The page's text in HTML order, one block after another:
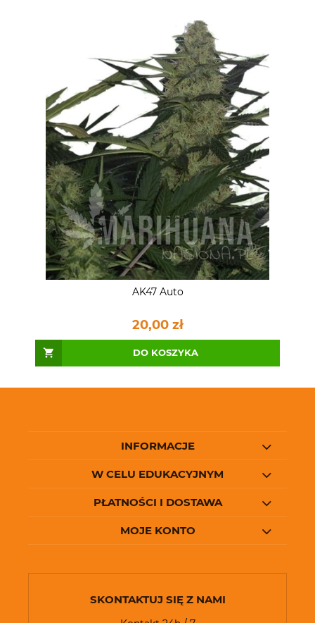
AK47 Auto
20,00 zł
DO KOSZYKA
INFORMACJE
W CELU EDUKACYJNYM
PŁATNOŚCI I DOSTAWA
MOJE KONTO
SKONTAKTUJ SIĘ Z NAMI